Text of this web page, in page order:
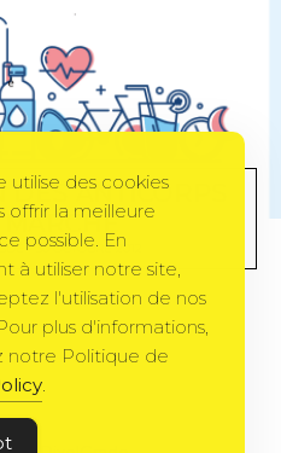
ANTICORPS
MARCHE
30 OCTOBRE 2012
utilise des cookies
offrir la meilleure
possible. En
à utiliser notre site,
l'utilisation de nos
plus d'informations,
notre Politique de
.